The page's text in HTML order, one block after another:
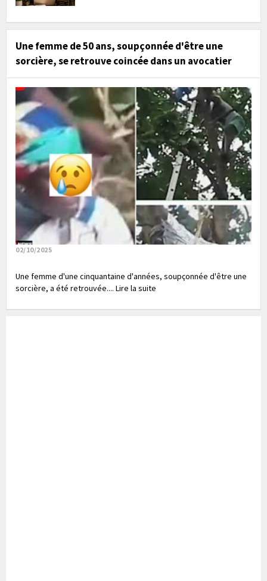
Une femme de 50 ans, soupçonnée d'être une
sorcière, se retrouve coincée dans un avocatier
02/10/2025
Une femme d'une cinquantaine d'années, soupçonnée d'être une
sorcière, a été retrouvée.... Lire la suite